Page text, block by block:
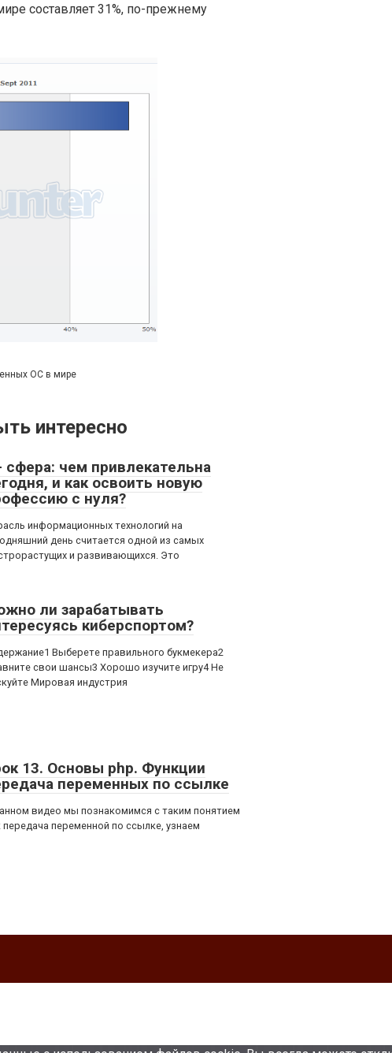
составляет 31%, по-прежнему
ОС в мире
интересно
сфера: чем привлекательна
и как освоить новую
с нуля?
информационных технологий на
день считается одной из самых
и развивающихся. Это
ли зарабатывать
киберспортом?
Выберете правильного букмекера2
свои шансы3 Хорошо изучите игру4 Не
Мировая индустрия
13. Основы php. Функции
переменных по ссылке
видео мы познакомимся с таким понятием
передача переменной по ссылке, узнаем